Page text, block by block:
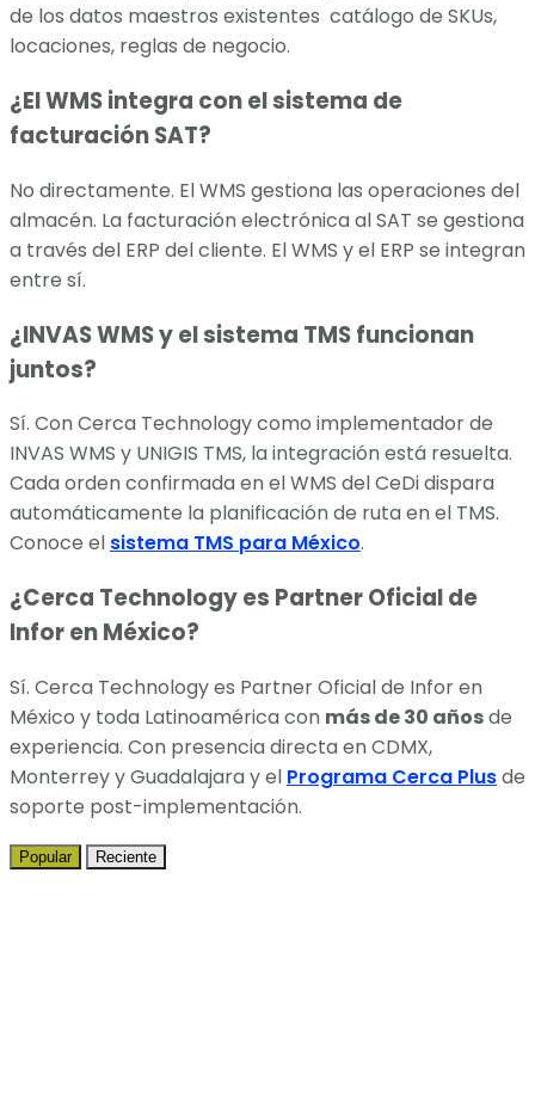
de los datos maestros existentes catálogo de SKUs,
locaciones, reglas de negocio.
¿El WMS integra con el sistema de
facturación SAT?
No directamente. El WMS gestiona las operaciones del
almacén. La facturación electrónica al SAT se gestiona
a través del ERP del cliente. El WMS y el ERP se integran
entre sí.
¿INVAS WMS y el sistema TMS funcionan
juntos?
Sí. Con Cerca Technology como implementador de
INVAS WMS y UNIGIS TMS, la integración está resuelta.
Cada orden confirmada en el WMS del CeDi dispara
automáticamente la planificación de ruta en el TMS.
Conoce el sistema TMS para México.
¿Cerca Technology es Partner Oficial de
Infor en México?
Sí. Cerca Technology es Partner Oficial de Infor en
México y toda Latinoamérica con más de 30 añosde
experiencia. Con presencia directa en CDMX,
Monterrey y Guadalajara y el Programa Cerca Plusde
soporte post-implementación.
Popular Reciente